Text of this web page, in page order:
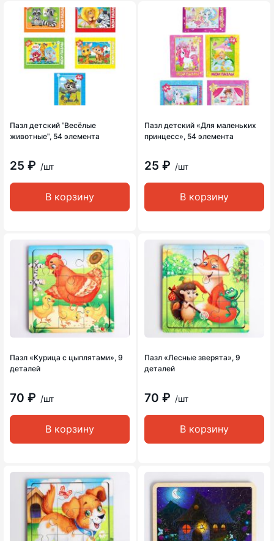
Пазл детский ʺВесёлые
животныеʺ, 54 элемента
25 ₽ /шт
В корзину
Пазл детский «Для маленьких
принцесс», 54 элемента
25 ₽ /шт
В корзину
Пазл «Курица с цыплятами», 9
деталей
70 ₽ /шт
В корзину
Пазл «Лесные зверята», 9
деталей
70 ₽ /шт
В корзину